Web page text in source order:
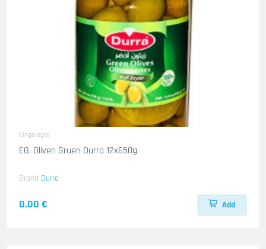
Eingelegte
EG. Oliven Gruen Durra 12x650g
Brand Durra
0.00 € Add